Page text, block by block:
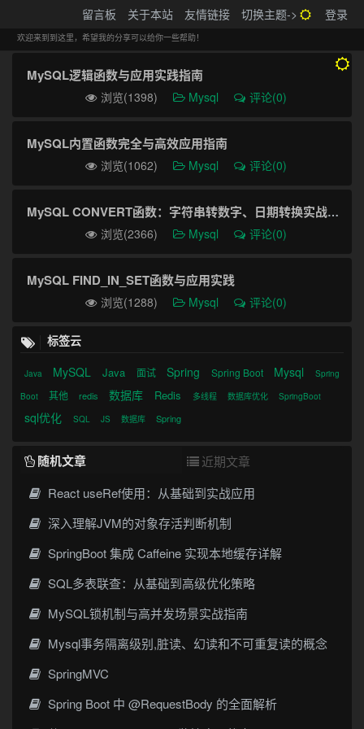
留言板 关于本站 友情链接 切换主题-> 登录
欢迎来到到这里，希望我的分享可以给你一些帮助！
MySQL逻辑函数与应用实践指南
浏览(1398) Mysql 评论(0)
MySQL内置函数完全与高效应用指南
浏览(1062) Mysql 评论(0)
MySQL CONVERT函数：字符串转数字、日期转换实战指南
浏览(2366)
Mysql 评论(0)
MySQL FIND_IN_SET函数与应用实践
浏览(1288) Mysql 评论(0)
标签云
Java MySQL Java 面试 Spring Spring Boot Mysql
Spring
Boot
其他 redis 数据库 Redis 多线程 数据库优化 SpringBoot
sql优化 SQL JS 数据库 Spring
随机文章
近期文章
React useRef使用：从基础到实战应用
深入理解JVM的对象存活判断机制
SpringBoot 集成 Caffeine 实现本地缓存详解
SQL多表联查：从基础到高级优化策略
MySQL锁机制与高并发场景实战指南
Mysql事务隔离级别,脏读、幻读和不可重复读的概念
SpringMVC
Spring Boot 中 @RequestBody 的全面解析